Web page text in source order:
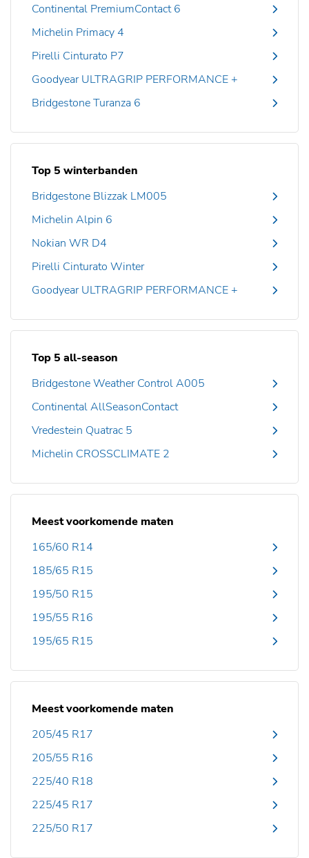
Continental PremiumContact 6
Michelin Primacy 4
Pirelli Cinturato P7
Goodyear ULTRAGRIP PERFORMANCE +
Bridgestone Turanza 6
Top 5 winterbanden
Bridgestone Blizzak LM005
Michelin Alpin 6
Nokian WR D4
Pirelli Cinturato Winter
Goodyear ULTRAGRIP PERFORMANCE +
Top 5 all-season
Bridgestone Weather Control A005
Continental AllSeasonContact
Vredestein Quatrac 5
Michelin CROSSCLIMATE 2
Meest voorkomende maten
165/60 R14
185/65 R15
195/50 R15
195/55 R16
195/65 R15
Meest voorkomende maten
205/45 R17
205/55 R16
225/40 R18
225/45 R17
225/50 R17